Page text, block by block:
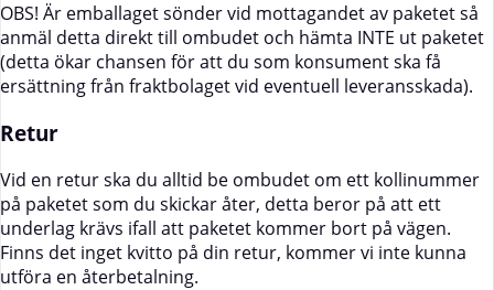
OBS! Är emballaget sönder vid mottagandet av paketet så
anmäl detta direkt till ombudet och hämta INTE ut paketet
(detta ökar chansen för att du som konsument ska få
ersättning från fraktbolaget vid eventuell leveransskada).
Retur
Vid en retur ska du alltid be ombudet om ett kollinummer
på paketet som du skickar åter, detta beror på att ett
underlag krävs ifall att paketet kommer bort på vägen.
Finns det inget kvitto på din retur, kommer vi inte kunna
utföra en återbetalning.